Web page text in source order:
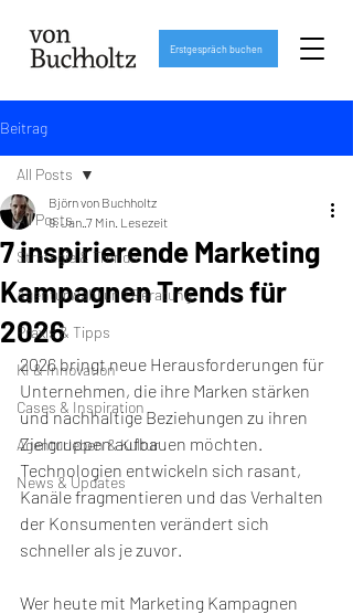
Erstgespräch buchen
Beitrag
All Posts
Strategie & Trends
Agenturwahl und Beratung
Praxis & Tipps
KI & Innovation
Cases & Inspiration
Agenturleben & Kultur
News & Updates
All Posts
7 inspirierende Marketing
Kampagnen Trends für
2026
Björn von Buchholtz
9. Jan. 7 Min. Lesezeit
2026 bringt neue Herausforderungen für
Unternehmen, die ihre Marken stärken
und nachhaltige Beziehungen zu ihren
Zielgruppen aufbauen möchten.
Technologien entwickeln sich rasant,
Kanäle fragmentieren und das Verhalten
der Konsumenten verändert sich
schneller als je zuvor.
Wer heute mit Marketing Kampagnen